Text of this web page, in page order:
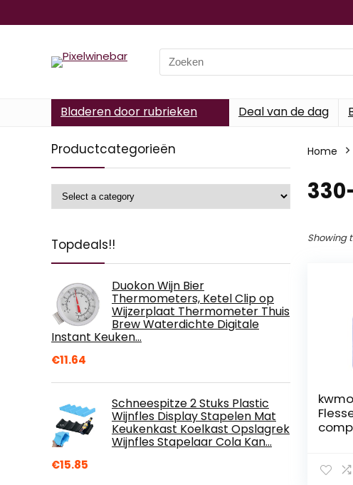
Search
for:
Bladeren door rubrieken Deal van de dag
Productcategorieën
Topdeals!!
Duokon Wijn Bier
Thermometers, Ketel Clip op
Wijzerplaat Thermometer Thuis
Brew Waterdichte Digitale
Instant Keuken…
€11.64
Schneespitze 2 Stuks Plastic
Wijnfles Display Stapelen Mat
Keukenkast Koelkast Opslagrek
Wijnfles Stapelaar Cola Kan…
€15.85
Home
Showing